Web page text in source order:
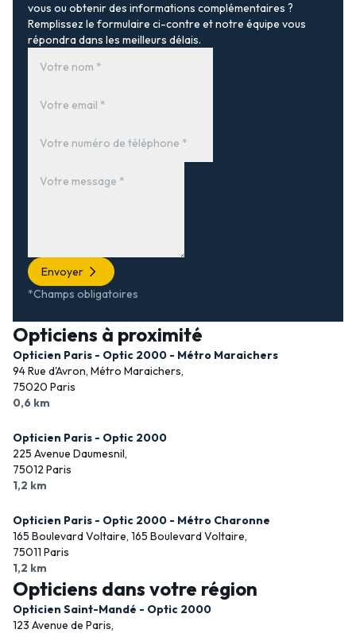
vous ou obtenir des informations complémentaires ?
Remplissez le formulaire ci-contre et notre équipe vous
répondra dans les meilleurs délais.
Envoyer
*Champs obligatoires
Opticiens à proximité
Opticien Paris - Optic 2000 - Métro Maraichers
94 Rue d'Avron, Métro Maraichers,
75020 Paris
0,6 km
Opticien Paris - Optic 2000
225 Avenue Daumesnil,
75012 Paris
1,2 km
Opticien Paris - Optic 2000 - Métro Charonne
165 Boulevard Voltaire, 165 Boulevard Voltaire,
75011 Paris
1,2 km
Opticiens dans votre région
Opticien Saint-Mandé - Optic 2000
123 Avenue de Paris,